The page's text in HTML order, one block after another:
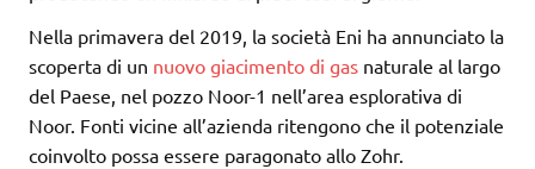
Nella primavera del 2019, la società Eni ha annunciato la
scoperta di un nuovo giacimento di gas naturale al largo
del Paese, nel pozzo Noor-1 nell’area esplorativa di
Noor. Fonti vicine all’azienda ritengono che il potenziale
coinvolto possa essere paragonato allo Zohr.